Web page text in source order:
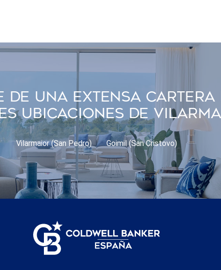
Una Extensa Cartera
Ubicaciones De
Vilarmaior (San Pedro) Goimil (San Cristovo)